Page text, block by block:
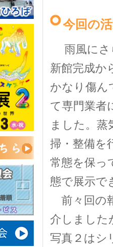
今回の
雨風にさ
新館完成か
かなり傷ん
て専門業者
ました。蒸
掃・整備を
常態を保っ
態で展示で
前々回の
介しました
写真２はシ